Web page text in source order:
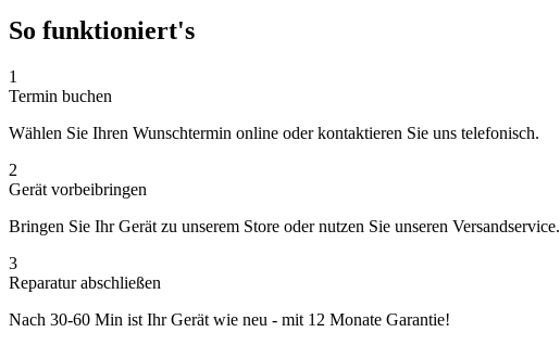
So funktioniert's
1
Termin buchen
Wählen Sie Ihren Wunschtermin online oder kontaktieren Sie uns telefonisch.
2
Gerät vorbeibringen
Bringen Sie Ihr Gerät zu unserem Store oder nutzen Sie unseren Versandservice.
3
Reparatur abschließen
Nach 30-60 Min ist Ihr Gerät wie neu - mit 12 Monate Garantie!